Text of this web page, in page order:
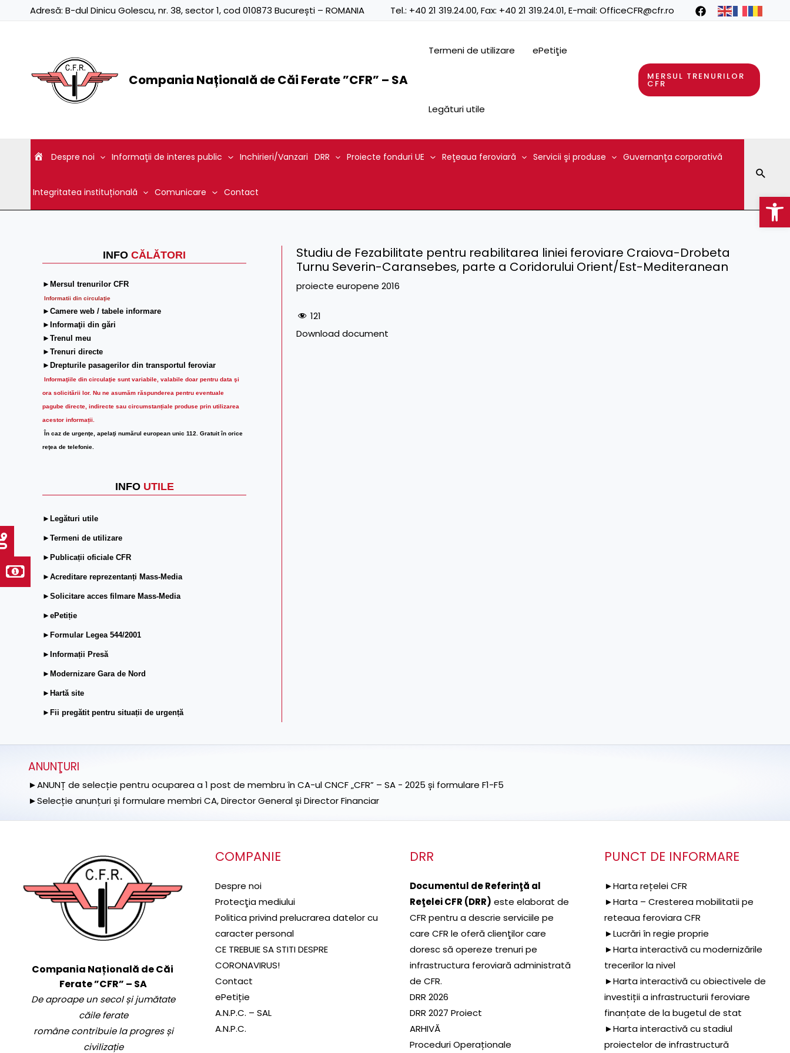
Adresă: B-dul Dinicu Golescu, nr. 38, sector 1, cod 010873 București – ROMANIA Tel.: +40 21 319.24.00, Fax: +40 21 319.24.01, E-mail: OfficeCFR@cfr.ro
Compania Națională de Căi Ferate ”CFR” – SA
Termeni de utilizare ePetiţie
Legături utile
MERSUL TRENURILOR
CFR
Despre noi Informaţii de interes public Inchirieri/Vanzari DRR Proiecte fonduri UE Reţeaua feroviară Servicii şi produse Guvernanţa corporativă
Integritatea instituțională Comunicare Contact
INFO CĂLĂTORI
►Mersul trenurilor CFR
Informatii din circulaţie
►Camere web / tabele informare
►Informaţii din gări
►Trenul meu
►Trenuri directe
►Drepturile pasagerilor din transportul feroviar
Informaţiile din circulaţie sunt variabile, valabile doar pentru data şi
ora solicitării lor. Nu ne asumăm răspunderea pentru eventuale
pagube directe, indirecte sau circumstanțiale produse prin utilizarea
acestor informații.
În caz de urgenţe, apelaţi numărul european unic 112. Gratuit în orice
reţea de telefonie.
INFO UTILE
►Legături utile
►Termeni de utilizare
►Publicații oficiale CFR
►Acreditare reprezentanți Mass-Media
►Solicitare acces filmare Mass-Media
►ePetiție
►Formular Legea 544/2001
►Informații Presă
►Modernizare Gara de Nord
►Hartă site
►Fii pregătit pentru situații de urgență
Studiu de Fezabilitate pentru reabilitarea liniei feroviare Craiova-Drobeta
Turnu Severin-Caransebes, parte a Coridorului Orient/Est-Mediteranean
proiecte europene 2016
121
Download document
ANUNŢURI
►ANUNȚ de selecție pentru ocuparea a 1 post de membru în CA-ul CNCF „CFR” – SA - 2025 și formulare F1-F5
►Selecție anunțuri și formulare membri CA, Director General și Director Financiar
Compania Națională de Căi
Ferate ”CFR” – SA
De aproape un secol și jumătate
căile ferate
române contribuie la progres și
civilizație
COMPANIE
Despre noi
Protecţia mediului
Politica privind prelucrarea datelor cu
caracter personal
CE TREBUIE SA STITI DESPRE
CORONAVIRUS!
Contact
ePetiție
A.N.P.C. – SAL
A.N.P.C.
DRR
Documentul de Referinţă al
Reţelei CFR (DRR) este elaborat de
CFR pentru a descrie serviciile pe
care CFR le oferă clienţilor care
doresc să opereze trenuri pe
infrastructura feroviară administrată
de CFR.
DRR 2026
DRR 2027 Proiect
ARHIVĂ
Proceduri Operaționale
PUNCT DE INFORMARE
►Harta rețelei CFR
►Harta – Cresterea mobilitatii pe
reteaua feroviara CFR
►Lucrări în regie proprie
►Harta interactivă cu modernizările
trecerilor la nivel
►Harta interactivă cu obiectivele de
investiții a infrastructurii feroviare
finanțate de la bugetul de stat
►Harta interactivă cu stadiul
proiectelor de infrastructură